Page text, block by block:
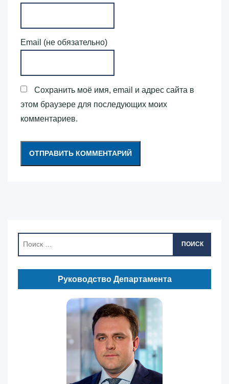
Email (не обязательно)
Сохранить моё имя, email и адрес сайта в
этом браузере для последующих моих
комментариев.
ПОИСК
Руководство Департамента